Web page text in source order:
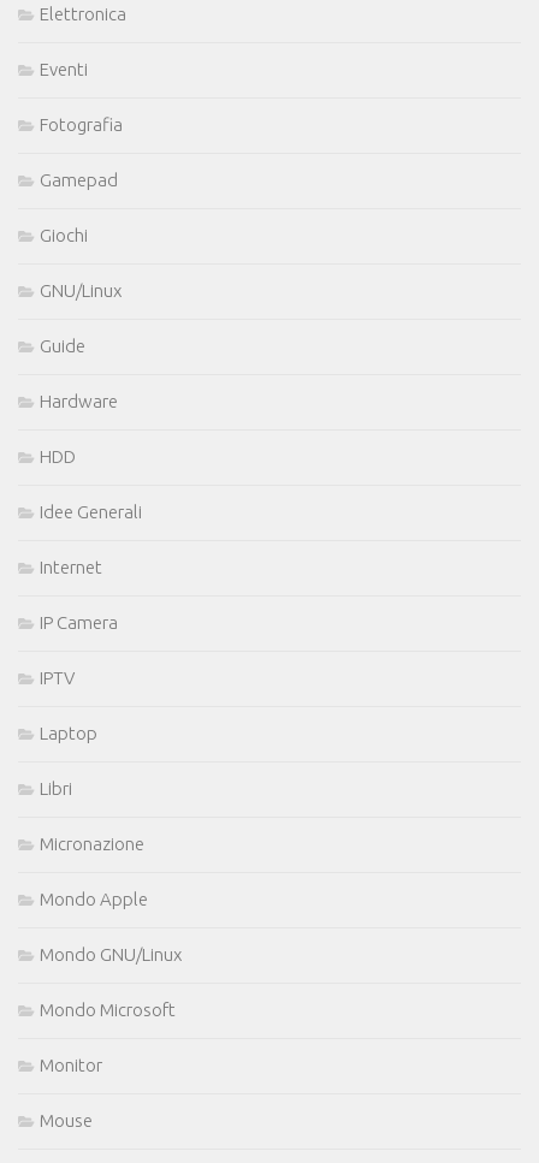
Elettronica
Eventi
Fotografia
Gamepad
Giochi
GNU/Linux
Guide
Hardware
HDD
Idee Generali
Internet
IP Camera
IPTV
Laptop
Libri
Micronazione
Mondo Apple
Mondo GNU/Linux
Mondo Microsoft
Monitor
Mouse